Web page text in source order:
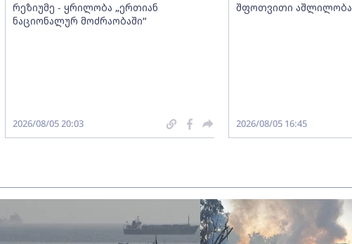
რეზიუმე - ყრილობა „ერთიან
ნაციონალურ მოძრაობაში“
2026/08/05 20:03
შფოთვითი აშლილობა
2026/08/05 16:45